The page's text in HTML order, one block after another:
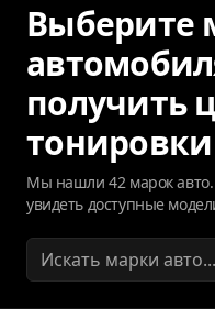
Выберите
получить
тонировки
Мы нашли 42 марок
увидеть доступные